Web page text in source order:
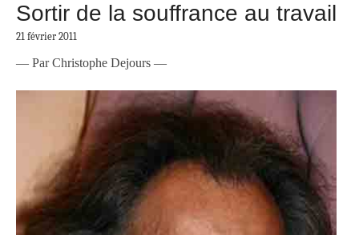
Sortir de la souffrance au travail
21 février 2011
— Par Christophe Dejours —